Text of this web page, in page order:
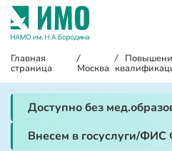
Главная
страница
/
Москва
/
Доступно без
Внесем в госуслуги/